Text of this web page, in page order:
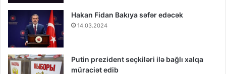
Hakan Fidan Bakıya səfər edəcək
14.03.2024
Putin prezident seçkiləri ilə bağlı xalqa
müraciət edib